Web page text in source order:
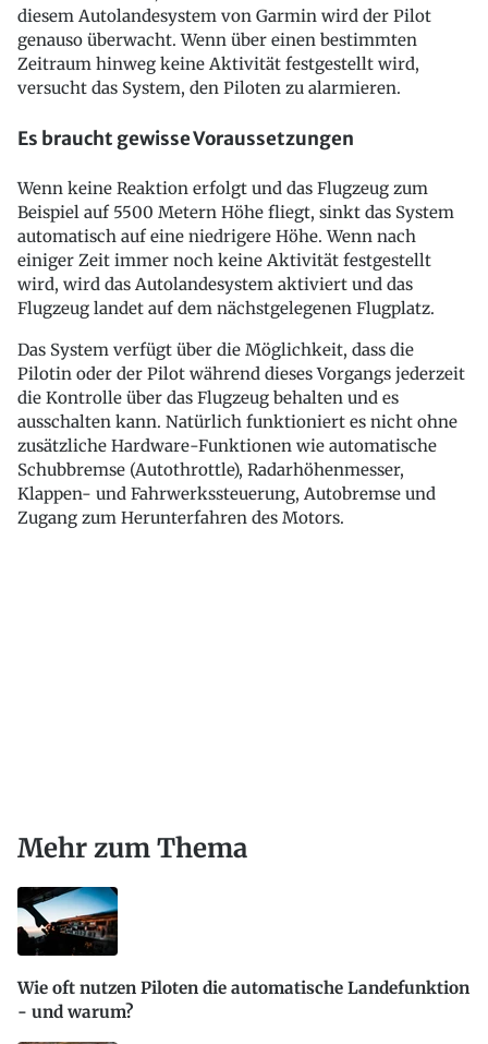
diesem Autolandesystem von Garmin wird der Pilot
genauso überwacht. Wenn über einen bestimmten
Zeitraum hinweg keine Aktivität festgestellt wird,
versucht das System, den Piloten zu alarmieren.
Es braucht gewisse Voraussetzungen
Wenn keine Reaktion erfolgt und das Flugzeug zum
Beispiel auf 5500 Metern Höhe fliegt, sinkt das System
automatisch auf eine niedrigere Höhe. Wenn nach
einiger Zeit immer noch keine Aktivität festgestellt
wird, wird das Autolandesystem aktiviert und das
Flugzeug landet auf dem nächstgelegenen Flugplatz.
Das System verfügt über die Möglichkeit, dass die
Pilotin oder der Pilot während dieses Vorgangs jederzeit
die Kontrolle über das Flugzeug behalten und es
ausschalten kann. Natürlich funktioniert es nicht ohne
zusätzliche Hardware-Funktionen wie automatische
Schubbremse (Autothrottle), Radarhöhenmesser,
Klappen- und Fahrwerkssteuerung, Autobremse und
Zugang zum Herunterfahren des Motors.
Mehr zum Thema
Wie oft nutzen Piloten die automatische Landefunktion
- und warum?